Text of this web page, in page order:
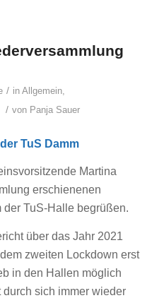
/ in Allgemein,
/ von Panja Sauer
TuS Damm
Martina
erschienenen
der TuS-Halle begrüßen.
über das Jahr 2021
zweiten Lockdown erst
in den Hallen möglich
sich immer wieder